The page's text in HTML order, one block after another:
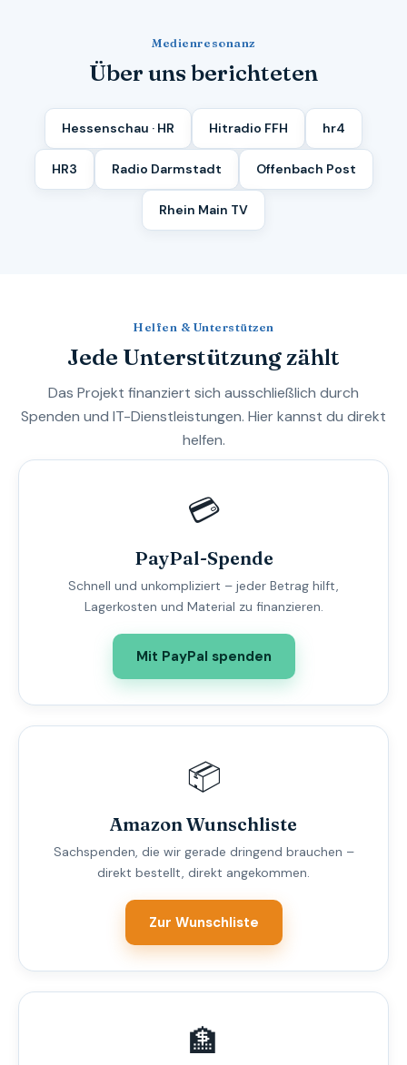
Medienresonanz
Über uns berichteten
Hessenschau · HR Hitradio FFH hr4
HR3 Radio Darmstadt Offenbach Post
Rhein Main TV
Helfen & Unterstützen
Jede Unterstützung zählt
Das Projekt finanziert sich ausschließlich durch
Spenden und IT-Dienstleistungen. Hier kannst du direkt
helfen.
💳
PayPal-Spende
Schnell und unkompliziert – jeder Betrag hilft,
Lagerkosten und Material zu finanzieren.
Mit PayPal spenden
📦
Amazon Wunschliste
Sachspenden, die wir gerade dringend brauchen –
direkt bestellt, direkt angekommen.
Zur Wunschliste
🏦